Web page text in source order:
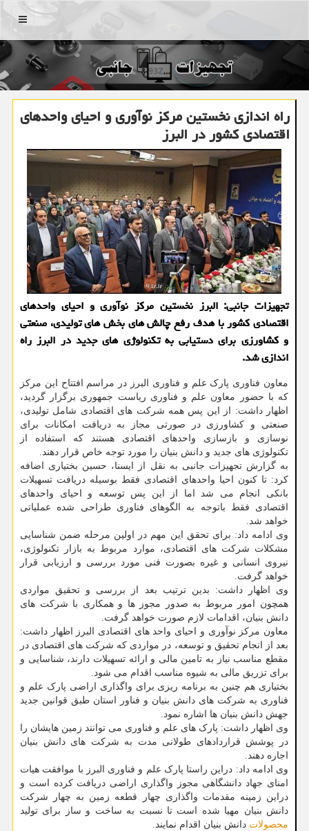
منو
راه اندازی نخستین مرکز نوآوری و احیای واحدهای
اقتصادی کشور در البرز
تجهیزات جانبی: البرز نخستین مرکز نوآوری و احیای واحدهای
اقتصادی کشور با هدف رفع چالش های بخش های تولیدی، صنعتی
و کشاورزی برای دستیابی به تکنولوژی های جدید در البرز راه
اندازی شد.
معاون فناوری پارک علم و فناوری البرز در مراسم افتتاح این مرکز
که با حضور معاون علم و فناوری ریاست جمهوری برگزار گردید،
اظهار داشت: از این پس همه شرکت های اقتصادی شامل تولیدی،
صنعتی و کشاورزی در صورتی مجاز به دریافت امکانات برای
نوسازی و بازسازی واحدهای اقتصادی هستند که استفاده از
تکنولوژی های جدید و دانش بنیان را مورد توجه خاص قرار دهند.
به گزارش تجهیزات جانبی به نقل از ایسنا، حسین بختیاری اضافه
کرد: تا کنون احیا واحدهای اقتصادی فقط بوسیله دریافت تسهیلات
بانکی انجام می شد اما از این پس توسعه و احیای واحدهای
اقتصادی فقط باتوجه به الگوهای فناوری طراحی شده عملیاتی
خواهد شد.
وی ادامه داد: برای تحقق این مهم در اولین مرحله ضمن شناسایی
مشکلات شرکت های اقتصادی، موارد مربوط به بازار تکنولوژی،
نیروی انسانی و غیره بصورت فنی مورد بررسی و ارزیابی قرار
خواهد گرفت.
وی اظهار داشت: بدین ترتیب بعد از بررسی و تحقیق مواردی
همچون امور مربوط به صدور مجوز ها و همکاری با شرکت های
دانش بنیان، اقدامات لازم صورت خواهد گرفت.
معاون مرکز نوآوری و احیای واحد های اقتصادی البرز اظهار داشت:
بعد از انجام تحقیق و توسعه، در مواردی که شرکت های اقتصادی در
مقطع مناسب نیاز به تامین مالی و ارائه تسهیلات دارند، شناسایی و
برای تزریق مالی به شیوه مناسب اقدام می شود.
بختیاری هم چنین به برنامه ریزی برای واگذاری اراضی پارک علم و
فناوری به شرکت های دانش بنیان و فناور استان طبق قوانین جدید
جهش دانش بنیان ها اشاره نمود.
وی اظهار داشت: پارک های علم و فناوری می توانند زمین هایشان را
در پوشش قراردادهای طولانی مدت به شرکت های دانش بنیان
اجاره دهند.
وی ادامه داد: دراین راستا پارک علم و فناوری البرز با موافقت هیات
امنای جهاد دانشگاهی مجوز واگذاری اراضی دریافت کرده است و
دراین زمینه مقدمات واگذاری چهار قطعه زمین به چهار شرکت
دانش بنیان مهیا شده است تا نسبت به ساخت و ساز برای تولید
محصولات دانش بنیان اقدام نمایند.